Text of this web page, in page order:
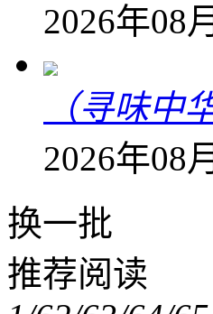
2026年08
（寻味中
2026年08
换一批
推荐阅读